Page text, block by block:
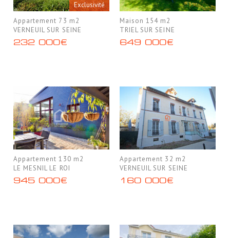
Exclusivité
Appartement 73 m2
VERNEUIL SUR SEINE
232 000€
Maison 154 m2
TRIEL SUR SEINE
649 000€
Appartement 130 m2
LE MESNIL LE ROI
945 000€
Appartement 32 m2
VERNEUIL SUR SEINE
160 000€